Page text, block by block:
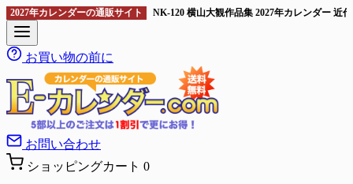
2027年カレンダーの通販サイト NK-120 横山大観作品集 2027年カレンダー 近
お買い物の前に
お問い合わせ
ショッピングカート 0